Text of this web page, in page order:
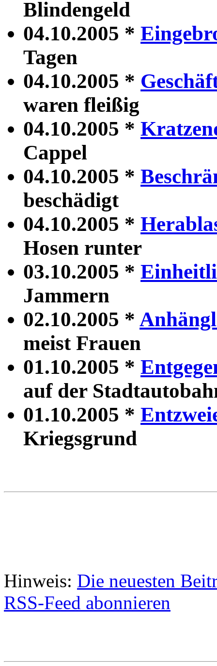
Blindengeld
04.10.2005 *
Tagen
04.10.2005 *
waren fleißig
04.10.2005 *
Cappel
04.10.2005 *
beschädigt
04.10.2005 *
Hosen runter
03.10.2005 *
Jammern
02.10.2005 *
meist Frauen
01.10.2005 *
auf der
01.10.2005 *
Kriegsgrund
Hinweis: Die neuesten
RSS-Feed abonnieren